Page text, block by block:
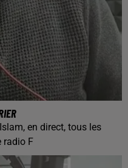
en direct, tous les
radio F